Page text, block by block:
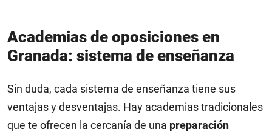
Academias de oposiciones en
Granada: sistema de enseñanza
Sin duda, cada sistema de enseñanza tiene sus
ventajas y desventajas. Hay academias tradicionales
que te ofrecen la cercanía de una preparación